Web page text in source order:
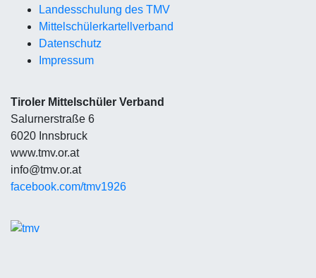
Landesschulung des TMV
Mittelschülerkartellverband
Datenschutz
Impressum
Tiroler Mittelschüler Verband
Salurnerstraße 6
6020 Innsbruck
www.tmv.or.at
info@tmv.or.at
facebook.com/tmv1926